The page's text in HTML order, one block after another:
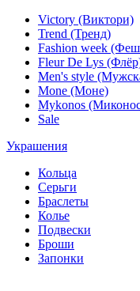
Victory (Виктори)
Trend (Тренд)
Fashion week
Fleur De Lys
Men's style
Mone (Моне)
Mykonos
Sale
Украшения
Кольца
Серьги
Браслеты
Колье
Подвески
Броши
Запонки